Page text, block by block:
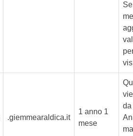
.giemmearaldica.it
1 anno 1
mese
da